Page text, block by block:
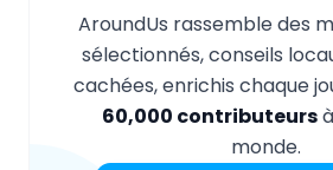
AroundUs rassemble des
sélectionnés, conseils
cachées, enrichis chaque
60,000 contributeurs
monde.